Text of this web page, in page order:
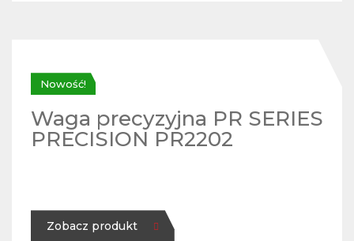
Nowość!
Waga precyzyjna PR SERIES
PRECISION PR2202
Zobacz produkt